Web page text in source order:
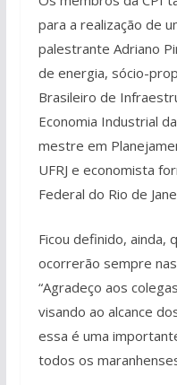
para a realização de
palestrante Adriano
de energia, sócio-
Brasileiro de
Economia Industrial
mestre em
UFRJ e economista
Federal do Rio de
Ficou definido, ainda,
ocorrerão sempre
“Agradeço aos
visando ao alcance
essa é uma
todos os